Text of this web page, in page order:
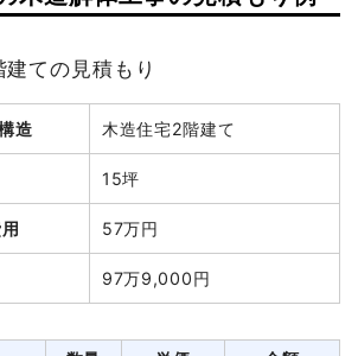
ての見積もり
造 木造住宅2階建て
15坪
57万円
97万9,000円